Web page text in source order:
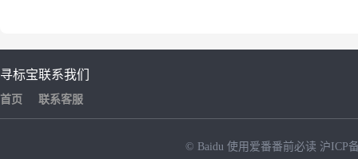
寻标宝
首页
联系我们
联系客服
© Baidu 使用爱番番前必读 沪ICP